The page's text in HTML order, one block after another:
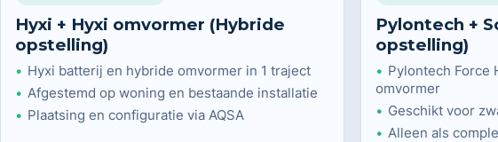
Hyxi + Hyxi omvormer (Hybride
opstelling)
Hyxi batterij en hybride omvormer in 1 traject
Afgestemd op woning en bestaande installatie
Plaatsing en configuratie via AQSA
Pylontech +
opstelling)
Pylontech Force
omvormer
Geschikt voor
Alleen als